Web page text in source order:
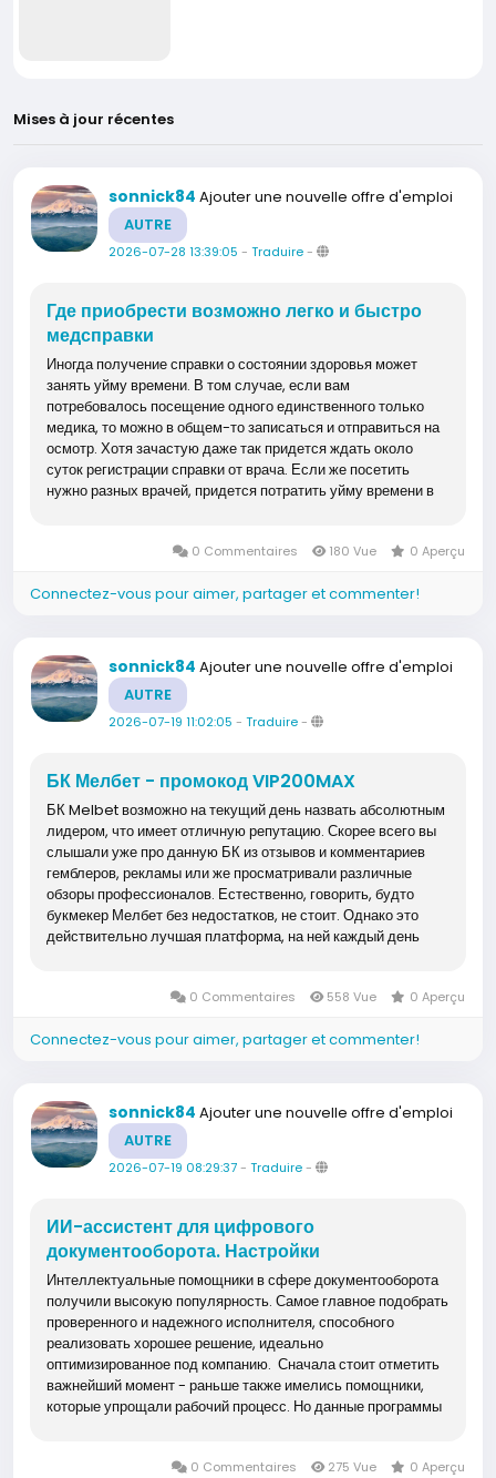
Mises à jour récentes
sonnick84 Ajouter une nouvelle offre d'emploi
AUTRE
2026-07-28 13:39:05 - Traduire-
Где приобрести возможно легко и быстро
медсправки
Иногда получение справки о состоянии здоровья может
занять уйму времени. В том случае, если вам
потребовалось посещение одного единственного только
медика, то можно в общем-то записаться и отправиться на
осмотр. Хотя зачастую даже так придется ждать около
суток регистрации справки от врача. Если же посетить
нужно разных врачей, придется потратить уйму времени в
0 Commentaires 180 Vue 0 Aperçu
Connectez-vous pour aimer, partager et commenter!
sonnick84 Ajouter une nouvelle offre d'emploi
AUTRE
2026-07-19 11:02:05 - Traduire-
БК Мелбет - промокод VIP200MAX
БК Melbet возможно на текущий день назвать абсолютным
лидером, что имеет отличную репутацию. Скорее всего вы
слышали уже про данную БК из отзывов и комментариев
гемблеров, рекламы или же просматривали различные
обзоры профессионалов. Естественно, говорить, будто
букмекер Мелбет без недостатков, не стоит. Однако это
действительно лучшая платформа, на ней каждый день
0 Commentaires 558 Vue 0 Aperçu
Connectez-vous pour aimer, partager et commenter!
sonnick84 Ajouter une nouvelle offre d'emploi
AUTRE
2026-07-19 08:29:37- Traduire-
ИИ-ассистент для цифрового
документооборота. Настройки
Интеллектуальные помощники в сфере документооборота
получили высокую популярность. Самое главное подобрать
проверенного и надежного исполнителя, способного
реализовать хорошее решение, идеально
оптимизированное под компанию. Сначала стоит отметить
важнейший момент - раньше также имелись помощники,
которые упрощали рабочий процесс. Но данные программы
0 Commentaires 275 Vue 0 Aperçu